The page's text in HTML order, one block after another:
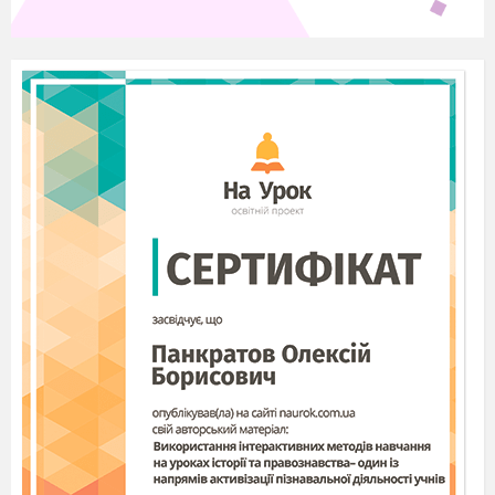
на її спрацьовані руки, на її втомлене, але таке
гарне обличчя і відповів:
– Знаю тебе, Україно, знаю. Знаю серце
твоє вразливе та ніжне, знаю душу твою
співучу й просту. Знаю, як ти спиш і
прокидаєшся, як плачеш і радієш. Як працюєш
важко. Як співаєш щиро. Знаю, як любиш
простір і небо, волю і життя. Знаю, бо Сам
сотворив тебе такою. Не йди, зачекай…
А Україна йому відповідає:
– Якщо немає в Тебе, Господи, землі для
мене, піду я. Не забирай ні в кого, щоб мені
дати. Мені чужого не потрібно…
Господь погладив схилену голову